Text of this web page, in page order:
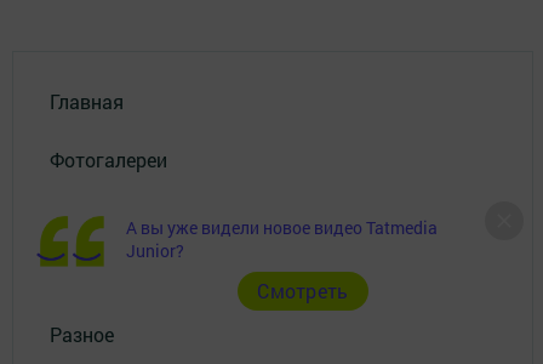
Главная
Фотогалереи
Рекламодателям
Разное
А вы уже видели новое видео Tatmedia
Junior?
Cмотреть